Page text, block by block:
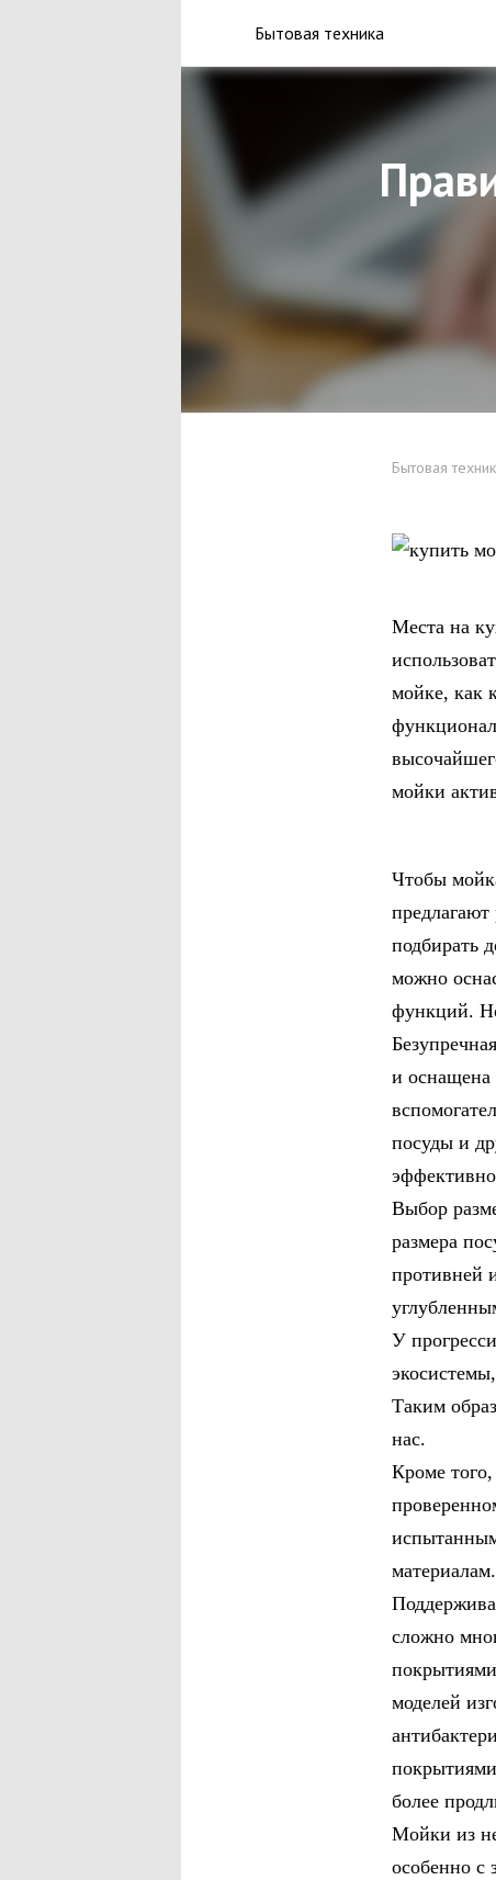
Бытовая техника
Бытовая
Места на
мойке, как
мойки
Чтобы
подбирать
можно
функций.
и оснащена
посуды и
Выбор
размера
противней
У
Таким
нас.
Кроме того,
материалам.
сложно
моделей
более
Мойки из
особенно с